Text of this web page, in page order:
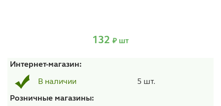
132 ₽ шт
Интернет-магазин:
В наличии 5 шт.
Розничные магазины: